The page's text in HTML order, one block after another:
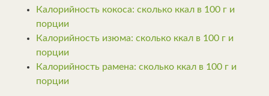
Калорийность кокоса: сколько ккал в 100 г и
порции
Калорийность изюма: сколько ккал в 100 г и
порции
Калорийность рамена: сколько ккал в 100 г и
порции